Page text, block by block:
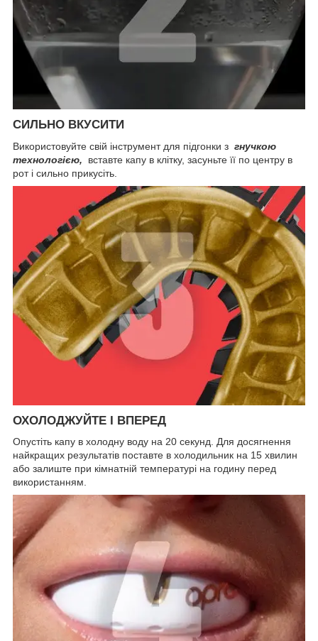
СИЛЬНО ВКУСИТИ
Використовуйте свій інструмент для підгонки з гнучкою
технологією, вставте капу в клітку, засуньте її по центру в
рот і сильно прикусіть.
ОХОЛОДЖУЙТЕ І ВПЕРЕД
Опустіть капу в холодну воду на 20 секунд. Для досягнення
найкращих результатів поставте в холодильник на 15 хвилин
або залиште при кімнатній температурі на годину перед
використанням.